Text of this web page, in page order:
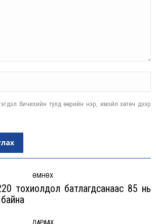
бичихийн тулд өөрийн нэр, имэйл хөтөч дээр
ӨМНӨХ
Previous
тохиолдол батлагдсанаас 85 нь
ДАРААХ